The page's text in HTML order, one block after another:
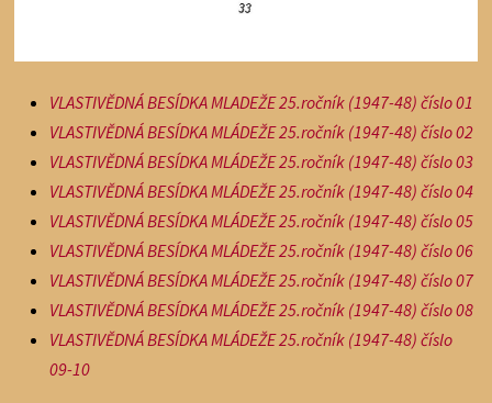
VLASTIVĚDNÁ BESÍDKA MLADEŽE 25.ročník (1947-48) číslo 01
VLASTIVĚDNÁ BESÍDKA MLÁDEŽE 25.ročník (1947-48) číslo 02
VLASTIVĚDNÁ BESÍDKA MLÁDEŽE 25.ročník (1947-48) číslo 03
VLASTIVĚDNÁ BESÍDKA MLÁDEŽE 25.ročník (1947-48) číslo 04
VLASTIVĚDNÁ BESÍDKA MLÁDEŽE 25.ročník (1947-48) číslo 05
VLASTIVĚDNÁ BESÍDKA MLÁDEŽE 25.ročník (1947-48) číslo 06
VLASTIVĚDNÁ BESÍDKA MLÁDEŽE 25.ročník (1947-48) číslo 07
VLASTIVĚDNÁ BESÍDKA MLÁDEŽE 25.ročník (1947-48) číslo 08
VLASTIVĚDNÁ BESÍDKA MLÁDEŽE 25.ročník (1947-48) číslo
09-10